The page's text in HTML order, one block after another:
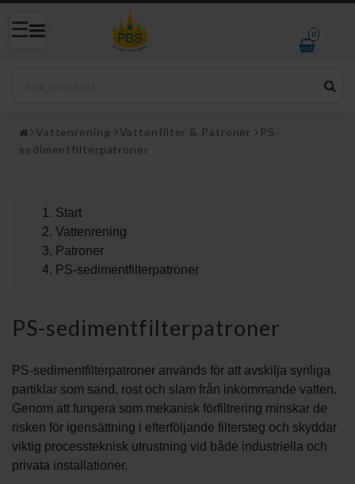
0
Vattenrening Vattenfilter & Patroner
PS-
sedimentfilterpatroner
Start
Vattenrening
Patroner
PS-sedimentfilterpatroner
PS-sedimentfilterpatroner
PS-sedimentfilterpatroner används för att avskilja synliga
partiklar som sand, rost och slam från inkommande vatten.
Genom att fungera som mekanisk förfiltrering minskar de
risken för igensättning i efterföljande filtersteg och skyddar
viktig processteknisk utrustning vid både industriella och
privata installationer.